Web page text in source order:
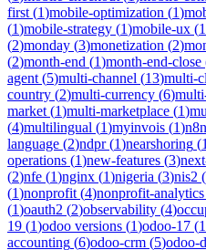
first (1)mobile-optimization (1)
(1)mobile-strategy (1)mobile-ux (1
(2)monday (3)monetization (2)
(2)month-end (1)month-end-close
agent (5)multi-channel (13)multi-
country (2)multi-currency (6)
market (1)multi-marketplace (1)
(4)multilingual (1)myinvois (1)n8n
language (2)ndpr(1)nearshoring (1
operations (1)new-features (3)
(2)nfe (1)nginx (1)nigeria (3)nis2 (
(1)nonprofit (4)nonprofit-analytics
(1)oauth2 (2)observability (4)
19 (1)odoo versions (1)odoo-17 (1
accounting (6)odoo-crm (5)odoo-